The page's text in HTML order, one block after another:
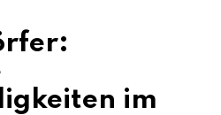
im